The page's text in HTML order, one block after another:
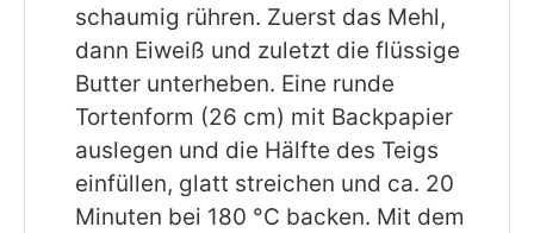
schaumig rühren. Zuerst das Mehl,
dann Eiweiß und zuletzt die flüssige
Butter unterheben. Eine runde
Tortenform (26 cm) mit Backpapier
auslegen und die Hälfte des Teigs
einfüllen, glatt streichen und ca. 20
Minuten bei 180 °C backen. Mit dem